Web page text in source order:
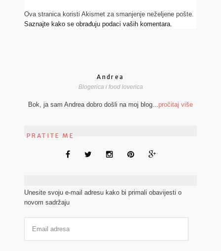
Ova stranica koristi Akismet za smanjenje neželjene pošte.
Saznajte kako se obrađuju podaci vaših komentara.
Andrea
Blogerica i food loverica
Bok, ja sam Andrea dobro došli na moj blog...pročitaj više
PRATITE ME
Unesite svoju e-mail adresu kako bi primali obavijesti o
novom sadržaju